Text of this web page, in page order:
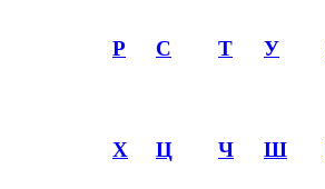
Р С Т У
Х Ц Ч Ш